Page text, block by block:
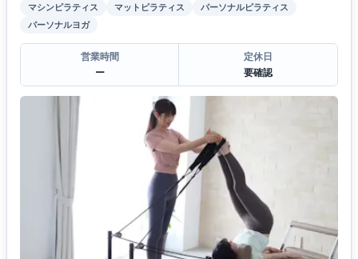
マシンピラティス マットピラティス
パーソナルピラティス
パーソナルヨガ
営業時間
ー
定休日
要確認